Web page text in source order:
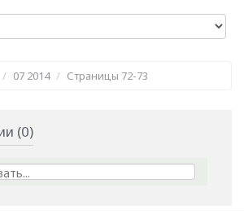
07 2014 Страницы 72-73
(0)